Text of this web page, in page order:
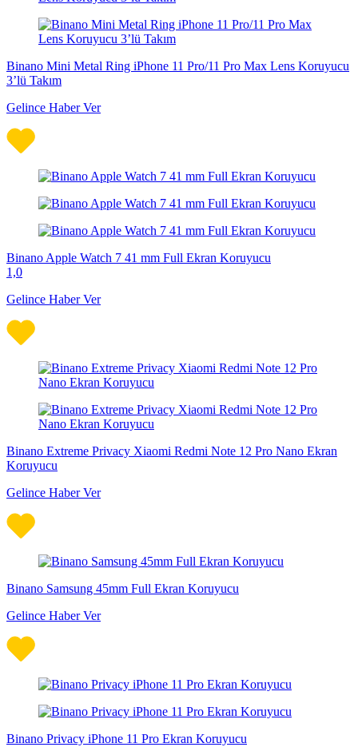
Binano Mini Metal Ring iPhone 11 Pro/11 Pro Max Lens Koruyucu
3’lü Takım
Gelince Haber Ver
Binano Apple Watch 7 41 mm Full Ekran Koruyucu
1,0
Gelince Haber Ver
Binano Extreme Privacy Xiaomi Redmi Note 12 Pro Nano Ekran
Koruyucu
Gelince Haber Ver
Binano Samsung 45mm Full Ekran Koruyucu
Gelince Haber Ver
Binano Privacy iPhone 11 Pro Ekran Koruyucu